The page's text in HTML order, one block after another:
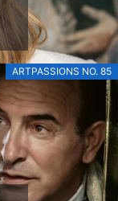
ARTPASSIONS NO. 85